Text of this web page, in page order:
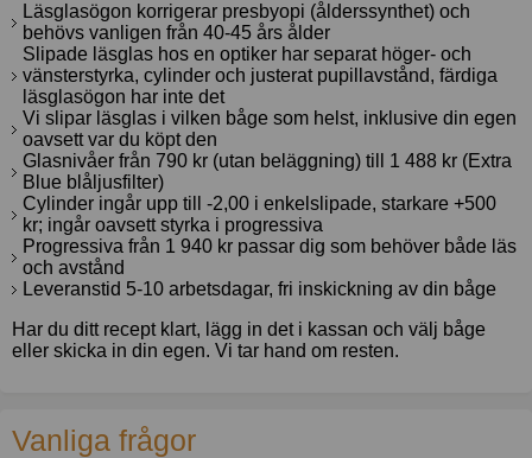
Läsglasögon korrigerar presbyopi (ålderssynthet) och
behövs vanligen från 40-45 års ålder
Slipade läsglas hos en optiker har separat höger- och
vänsterstyrka, cylinder och justerat pupillavstånd, färdiga
läsglasögon har inte det
Vi slipar läsglas i vilken båge som helst, inklusive din egen
oavsett var du köpt den
Glasnivåer från 790 kr (utan beläggning) till 1 488 kr (Extra
Blue blåljusfilter)
Cylinder ingår upp till -2,00 i enkelslipade, starkare +500
kr; ingår oavsett styrka i progressiva
Progressiva från 1 940 kr passar dig som behöver både läs
och avstånd
Leveranstid 5-10 arbetsdagar, fri inskickning av din båge
Har du ditt recept klart, lägg in det i kassan och välj båge
eller skicka in din egen. Vi tar hand om resten.
Vanliga frågor